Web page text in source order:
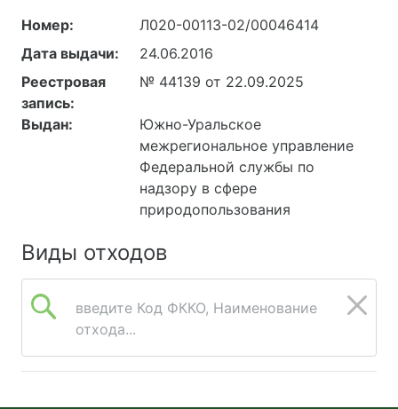
Номер:
Л020-00113-02/00046414
Дата выдачи:
24.06.2016
Реестровая
запись:
№ 44139 от 22.09.2025
Выдан:
Южно-Уральское
межрегиональное управление
Федеральной службы по
надзору в сфере
природопользования
Виды отходов
введите Код ФККО, Наименование
отхода...